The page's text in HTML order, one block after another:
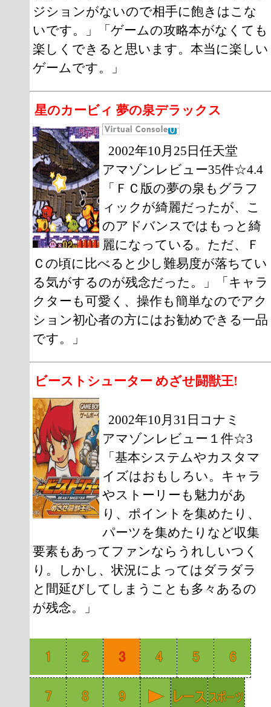
ジションがないので相手に飽きはこな
いです。」「ゲームの攻略本がなくても
楽しくできると思います。本当に楽しい
ゲームです。」
星のカービィ 夢の泉デラックス
2002年10月25日任天堂
アマゾンレビュー35件☆4.4
「ＦＣ版の夢の泉もグラフ
ィックが綺麗だったが、こ
のアドバンスではもっと綺
麗になっている。ただ、Ｆ
Ｃの頃に比べると少し難易度が落ちてい
る気がするのが残念だった。」「キャラ
クターも可愛く、操作も簡単なのでアク
ション初心者の方にはお勧めできる一品
です。」
ビーストシューター めざせ闘獣王!
2002年10月31日コナミ
アマゾンレビュー１件☆3
「基本システムやカスタマ
イズはおもしろい。キャラ
やストーリーも魅力があ
り、ポイントを集めたり、
パーツを集めたりなど収集
要素もあってファンならうれしいつく
り。しかし、状況によってはダラダラ
と間延びしてしまうことも多々あるの
が残念。」